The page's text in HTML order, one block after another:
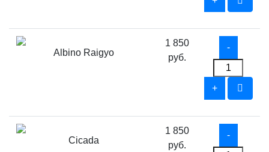
Albino Raigyo
1 850
руб.
Cicada
1 850
руб.